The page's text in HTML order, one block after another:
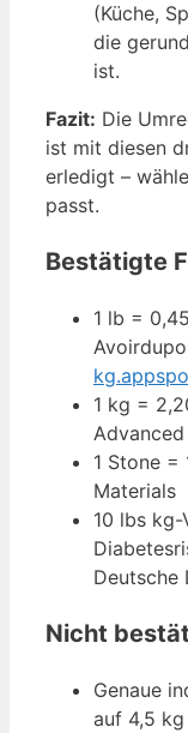
(Küche,
die
ist.
Fazit: Die
ist mit diesen
erledigt –
passt.
Bestätigte
1 lb =
1 kg =
1 Stone =
Materials
10 lbs
Deutsche
Nicht
Genaue
auf 4,5